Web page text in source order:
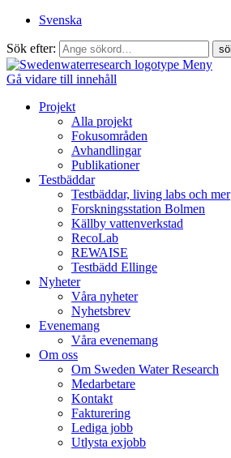
Svenska
Sök efter:
Meny
Gå vidare till innehåll
Projekt
Alla projekt
Fokusområden
Avhandlingar
Publikationer
Testbäddar
Testbäddar, living labs och mer
Forskningsstation Bolmen
Källby vattenverkstad
RecoLab
REWAISE
Testbädd Ellinge
Nyheter
Våra nyheter
Nyhetsbrev
Evenemang
Våra evenemang
Om oss
Om Sweden Water Research
Medarbetare
Kontakt
Fakturering
Lediga jobb
Utlysta exjobb